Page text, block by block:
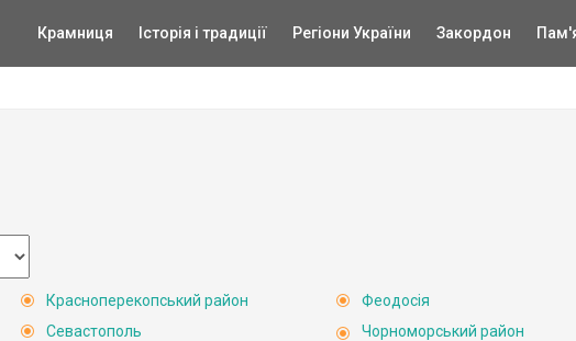
Крамниця Історія і традиції Регіони України Закордон
Красноперекопський район
Севастополь
Феодосія
Чорноморський район